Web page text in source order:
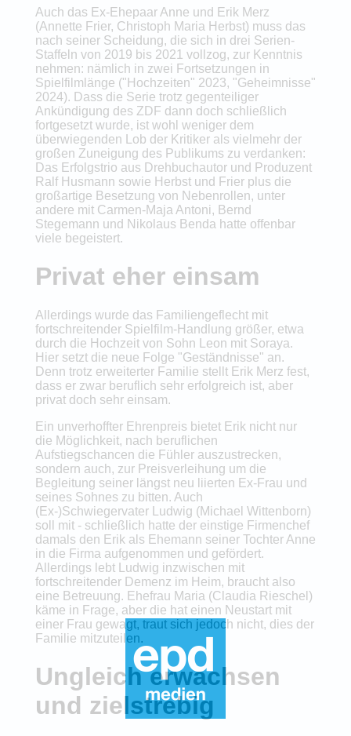
Auch das Ex-Ehepaar Anne und Erik Merz
(Annette Frier, Christoph Maria Herbst) muss das
nach seiner Scheidung, die sich in drei Serien-
Staffeln von 2019 bis 2021 vollzog, zur Kenntnis
nehmen: nämlich in zwei Fortsetzungen in
Spielfilmlänge ("Hochzeiten" 2023, "Geheimnisse"
2024). Dass die Serie trotz gegenteiliger
Ankündigung des ZDF dann doch schließlich
fortgesetzt wurde, ist wohl weniger dem
überwiegenden Lob der Kritiker als vielmehr der
großen Zuneigung des Publikums zu verdanken:
Das Erfolgstrio aus Drehbuchautor und Produzent
Ralf Husmann sowie Herbst und Frier plus die
großartige Besetzung von Nebenrollen, unter
andere mit Carmen-Maja Antoni, Bernd
Stegemann und Nikolaus Benda hatte offenbar
viele begeistert.
Privat eher einsam
Allerdings wurde das Familiengeflecht mit
fortschreitender Spielfilm-Handlung größer, etwa
durch die Hochzeit von Sohn Leon mit Soraya.
Hier setzt die neue Folge "Geständnisse" an.
Denn trotz erweiterter Familie stellt Erik Merz fest,
dass er zwar beruflich sehr erfolgreich ist, aber
privat doch sehr einsam.
Ein unverhoffter Ehrenpreis bietet Erik nicht nur
die Möglichkeit, nach beruflichen
Aufstiegschancen die Fühler auszustrecken,
sondern auch, zur Preisverleihung um die
Begleitung seiner längst neu liierten Ex-Frau und
seines Sohnes zu bitten. Auch
(Ex-)Schwiegervater Ludwig (Michael Wittenborn)
soll mit - schließlich hatte der einstige Firmenchef
damals den Erik als Ehemann seiner Tochter Anne
in die Firma aufgenommen und gefördert.
Allerdings lebt Ludwig inzwischen mit
fortschreitender Demenz im Heim, braucht also
eine Betreuung. Ehefrau Maria (Claudia Rieschel)
käme in Frage, aber die hat einen Neustart mit
einer Frau gewagt, traut sich jedoch nicht, dies der
Familie mitzuteilen.
Ungleich erwachsen
und zielstrebig